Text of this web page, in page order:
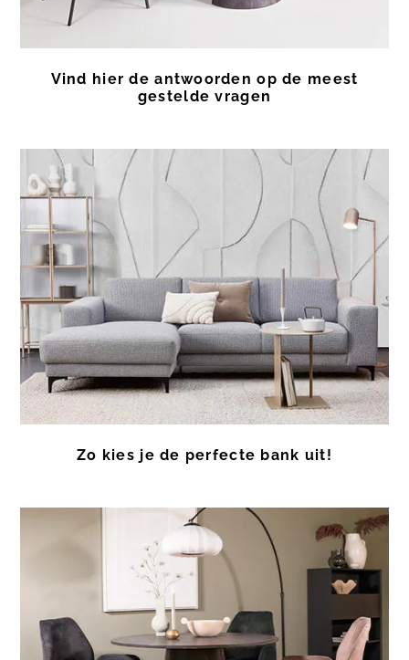
Vind hier de antwoorden op de meest
gestelde vragen
Zo kies je de perfecte bank uit!